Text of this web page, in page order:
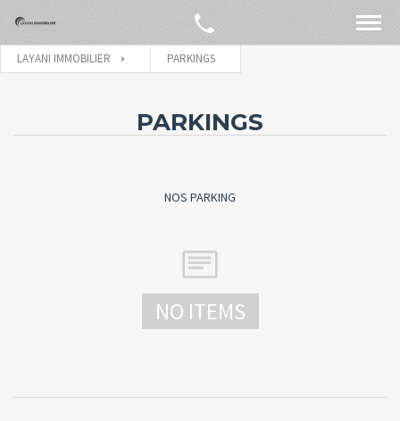
LAYANI IMMOBILIER PARKINGS
PARKINGS
NOS PARKING
NO ITEMS